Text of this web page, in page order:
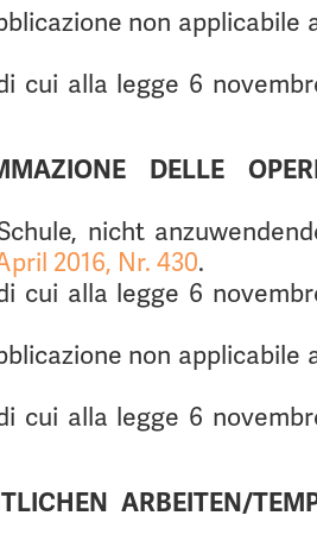
non applicabile
cui alla legge 6
DELLE
nicht
2016, Nr. 430.
cui alla legge 6
non applicabile
cui alla legge 6
ARBEITEN/